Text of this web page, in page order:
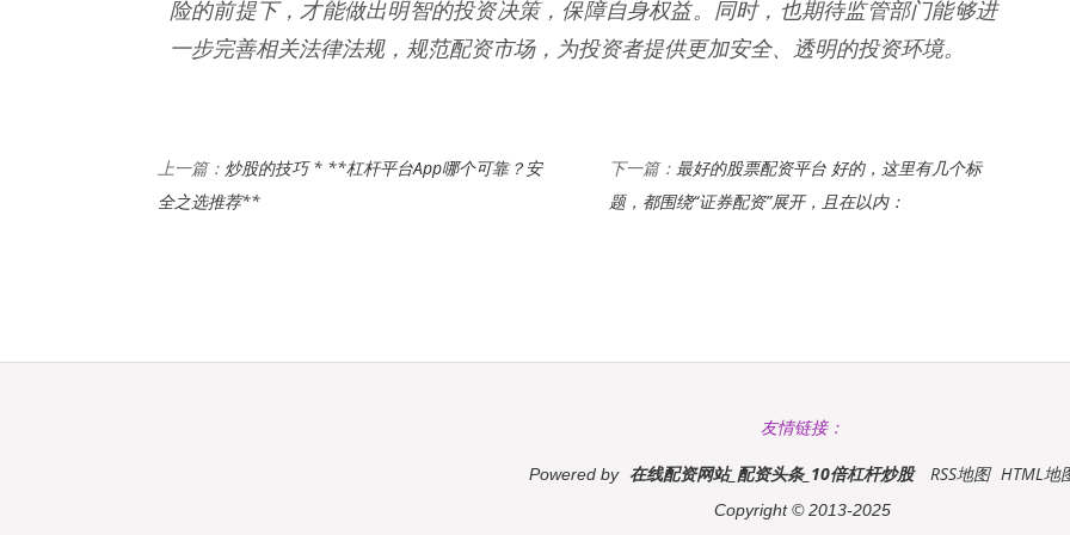
险的前提下，才能做出明智的投资决策，保障自身权益。同时，也期待监管部门能够进
一步完善相关法律法规，规范配资市场，为投资者提供更加安全、透明的投资环境。
上一篇： 炒股的技巧 * **杠杆平台App哪个可靠？安
全之选推荐**
下一篇： 最好的股票配资平台 好的，这里有几个标
题，都围绕“证券配资”展开，且在以内：
友情链接：
Powered by 在线配资网站_配资头条_10倍杠杆炒股 RSS地图 HTML地
Copyright© 2013-2025